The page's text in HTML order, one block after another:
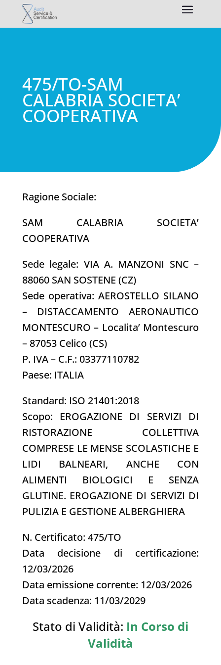
475/TO-SAM
CALABRIA SOCIETA’
COOPERATIVA
Ragione Sociale:
SAM CALABRIA SOCIETA’
COOPERATIVA
Sede legale: VIA A. MANZONI SNC –
88060 SAN SOSTENE (CZ)
Sede operativa: AEROSTELLO SILANO
– DISTACCAMENTO AERONAUTICO
MONTESCURO – Localita’ Montescuro
– 87053 Celico (CS)
P. IVA – C.F.: 03377110782
Paese: ITALIA
Standard: ISO 21401:2018
Scopo: EROGAZIONE DI SERVIZI DI
RISTORAZIONE COLLETTIVA
COMPRESE LE MENSE SCOLASTICHE E
LIDI BALNEARI, ANCHE CON
ALIMENTI BIOLOGICI E SENZA
GLUTINE. EROGAZIONE DI SERVIZI DI
PULIZIA E GESTIONE ALBERGHIERA
N. Certificato: 475/TO
Data decisione di certificazione:
12/03/2026
Data emissione corrente: 12/03/2026
Data scadenza: 11/03/2029
Stato di Validità: In Corso di
Validità